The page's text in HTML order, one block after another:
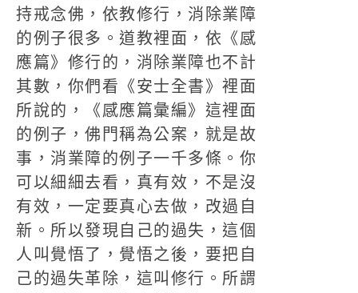
持戒念佛，依教修行，消除業障
的例子很多。道教裡面，依《感
應篇》修行的，消除業障也不計
其數，你們看《安士全書》裡面
所說的，《感應篇彙編》這裡面
的例子，佛門稱為公案，就是故
事，消業障的例子一千多條。你
可以細細去看，真有效，不是沒
有效，一定要真心去做，改過自
新。所以發現自己的過失，這個
人叫覺悟了，覺悟之後，要把自
己的過失革除，這叫修行。所謂